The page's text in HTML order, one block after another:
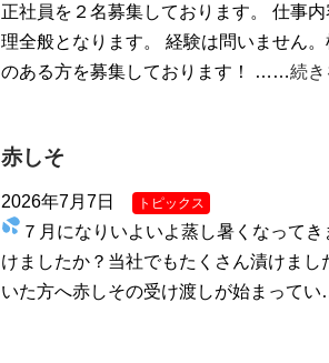
正社員を２名募集しております。 仕事
理全般となります。 経験は問いません
のある方を募集しております！ ……続き
赤しそ
2026年7月7日 トピックス
７月になりいよいよ蒸し暑くなってき
けましたか？当社でもたくさん漬けまし
いた方へ赤しその受け渡しが始まって